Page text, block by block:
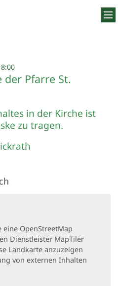
:
der Pfarre St.
in der Kirche ist
zu tragen.
eine OpenStreetMap
Dienstleister MapTiler
Landkarte anzuzeigen
von externen Inhalten